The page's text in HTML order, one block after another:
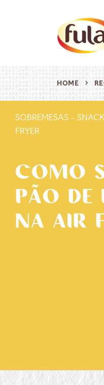
HOME
SOBREMESAS -
FRYER
COMO
PÃO DE
NA AIR